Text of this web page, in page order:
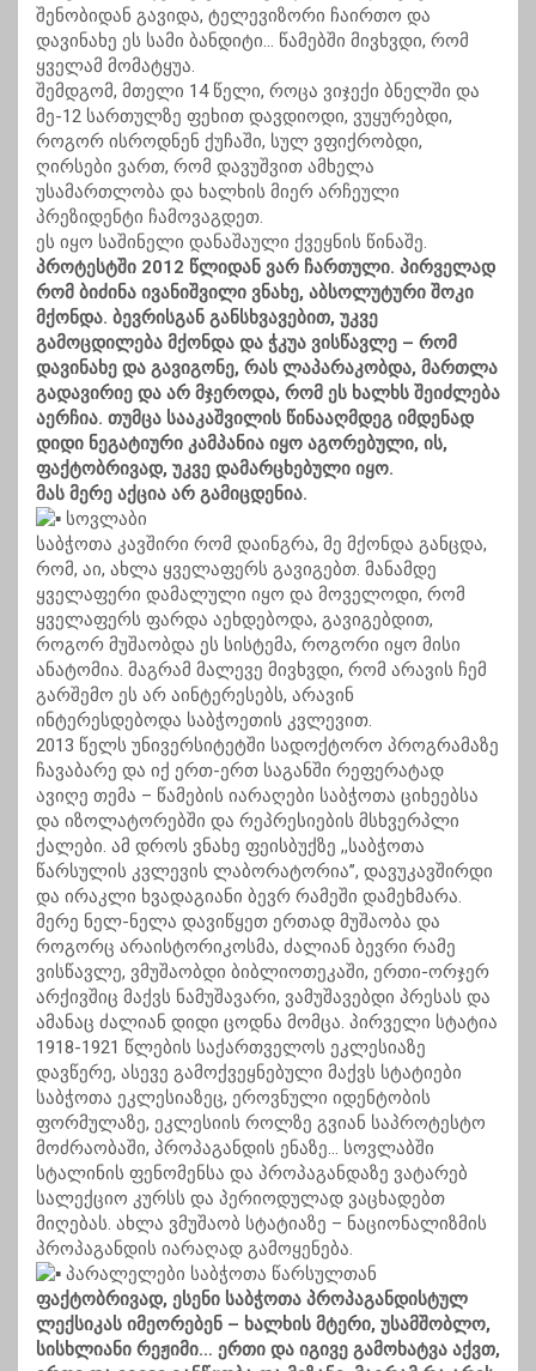
შენობიდან გავიდა, ტელევიზორი ჩაირთო და
დავინახე ეს სამი ბანდიტი… წამებში მივხვდი, რომ
ყველამ მომატყუა.
შემდგომ, მთელი 14 წელი, როცა ვიჯექი ბნელში და
მე-12 სართულზე ფეხით დავდიოდი, ვუყურებდი,
როგორ ისროდნენ ქუჩაში, სულ ვფიქრობდი,
ღირსები ვართ, რომ დავუშვით ამხელა
უსამართლობა და ხალხის მიერ არჩეული
პრეზიდენტი ჩამოვაგდეთ.
ეს იყო საშინელი დანაშაული ქვეყნის წინაშე.
პროტესტში 2012 წლიდან ვარ ჩართული. პირველად
რომ ბიძინა ივანიშვილი ვნახე, აბსოლუტური შოკი
მქონდა. ბევრისგან განსხვავებით, უკვე
გამოცდილება მქონდა და ჭკუა ვისწავლე – რომ
დავინახე და გავიგონე, რას ლაპარაკობდა, მართლა
გადავირიე და არ მჯეროდა, რომ ეს ხალხს შეიძლება
აერჩია. თუმცა სააკაშვილის წინააღმდეგ იმდენად
დიდი ნეგატიური კამპანია იყო აგორებული, ის,
ფაქტობრივად, უკვე დამარცხებული იყო.
მას მერე აქცია არ გამიცდენია.
სოვლაბი
საბჭოთა კავშირი რომ დაინგრა, მე მქონდა განცდა,
რომ, აი, ახლა ყველაფერს გავიგებთ. მანამდე
ყველაფერი დამალული იყო და მოველოდი, რომ
ყველაფერს ფარდა აეხდებოდა, გავიგებდით,
როგორ მუშაობდა ეს სისტემა, როგორი იყო მისი
ანატომია. მაგრამ მალევე მივხვდი, რომ არავის ჩემ
გარშემო ეს არ აინტერესებს, არავინ
ინტერესდებოდა საბჭოეთის კვლევით.
2013 წელს უნივერსიტეტში სადოქტორო პროგრამაზე
ჩავაბარე და იქ ერთ-ერთ საგანში რეფერატად
ავიღე თემა – წამების იარაღები საბჭოთა ციხეებსა
და იზოლატორებში და რეპრესიების მსხვერპლი
ქალები. ამ დროს ვნახე ფეისბუქზე ,,საბჭოთა
წარსულის კვლევის ლაბორატორია’’, დავუკავშირდი
და ირაკლი ხვადაგიანი ბევრ რამეში დამეხმარა.
მერე ნელ-ნელა დავიწყეთ ერთად მუშაობა და
როგორც არაისტორიკოსმა, ძალიან ბევრი რამე
ვისწავლე, ვმუშაობდი ბიბლიოთეკაში, ერთი-ორჯერ
არქივშიც მაქვს ნამუშავარი, ვამუშავებდი პრესას და
ამანაც ძალიან დიდი ცოდნა მომცა. პირველი სტატია
1918-1921 წლების საქართველოს ეკლესიაზე
დავწერე, ასევე გამოქვეყნებული მაქვს სტატიები
საბჭოთა ეკლესიაზეც, ეროვნული იდენტობის
ფორმულაზე, ეკლესიის როლზე გვიან საპროტესტო
მოძრაობაში, პროპაგანდის ენაზე… სოვლაბში
სტალინის ფენომენსა და პროპაგანდაზე ვატარებ
სალექციო კურსს და პერიოდულად ვაცხადებთ
მიღებას. ახლა ვმუშაობ სტატიაზე – ნაციონალიზმის
პროპაგანდის იარაღად გამოყენება.
პარალელები საბჭოთა წარსულთან
ფაქტობრივად, ესენი საბჭოთა პროპაგანდისტულ
ლექსიკას იმეორებენ – ხალხის მტერი, უსამშობლო,
სისხლიანი რეჟიმი… ერთი და იგივე გამოხატვა აქვთ,